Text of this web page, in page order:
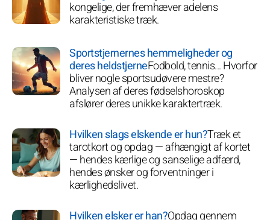
kongelige, der fremhæver adelens
karakteristiske træk.
Sportstjernernes hemmeligheder og
deres heldstjerneFodbold, tennis... Hvorfor
bliver nogle sportsudøvere mestre?
Analysen af deres fødselshoroskop
afslører deres unikke karaktertræk.
Hvilken slags elskende er hun?Træk et
tarotkort og opdag — afhængigt af kortet
— hendes kærlige og sanselige adfærd,
hendes ønsker og forventninger i
kærlighedslivet.
Hvilken elsker er han?Opdag gennem